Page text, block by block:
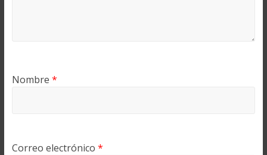
Nombre *
Correo electrónico *